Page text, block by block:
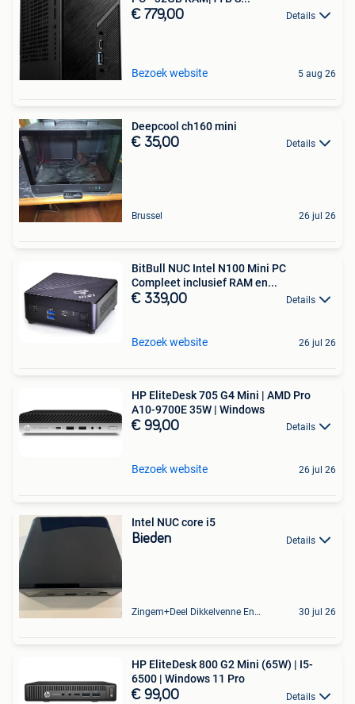
€ 779,00 Details
Bezoek website 5 aug 26
Deepcool ch160 mini
€ 35,00 Details
Brussel 26 jul 26
BitBull NUC Intel N100 Mini PC
Compleet inclusief RAM en...
€ 339,00 Details
Bezoek website 26 jul 26
HP EliteDesk 705 G4 Mini | AMD Pro
A10-9700E 35W | Windows
€ 99,00 Details
Bezoek website 26 jul 26
Intel NUC core i5
Bieden Details
Zingem+Deel Dikkelvenne En Nederzwalm-Hermelgem 30 jul 26
HP EliteDesk 800 G2 Mini (65W) | I5-
6500 | Windows 11 Pro
€ 99,00 Details